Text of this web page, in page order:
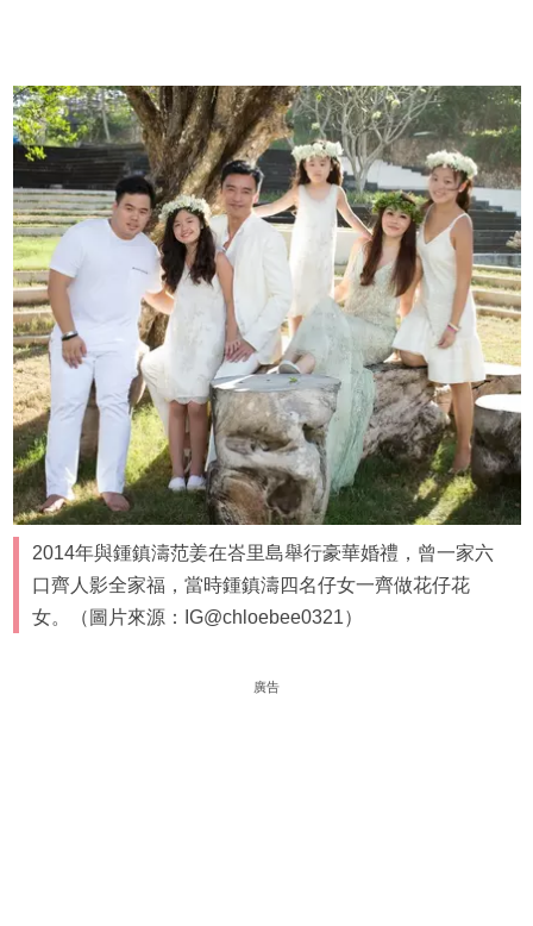
2014年與鍾鎮濤范姜在峇里島舉行豪華婚禮，曾一家六
口齊人影全家福，當時鍾鎮濤四名仔女一齊做花仔花
女。（圖片來源：IG@chloebee0321）
廣告